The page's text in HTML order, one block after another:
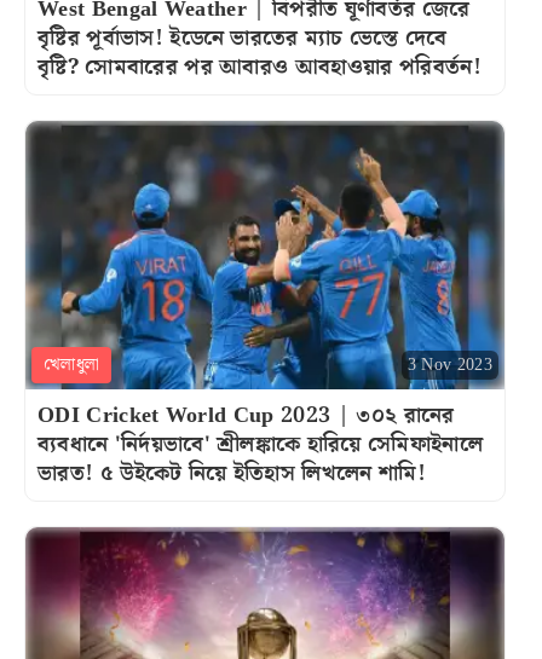
West Bengal Weather | বিপরীত ঘূর্ণাবর্তর জেরে
বৃষ্টির পূর্বাভাস! ইডেনে ভারতের ম্যাচ ভেস্তে দেবে
বৃষ্টি? সোমবারের পর আবারও আবহাওয়ার পরিবর্তন!
খেলাধুলা 3 Nov 2023
ODI Cricket World Cup 2023 | ৩০২ রানের
ব্যবধানে 'নির্দয়ভাবে' শ্রীলঙ্কাকে হারিয়ে সেমিফাইনালে
ভারত! ৫ উইকেট নিয়ে ইতিহাস লিখলেন শামি!